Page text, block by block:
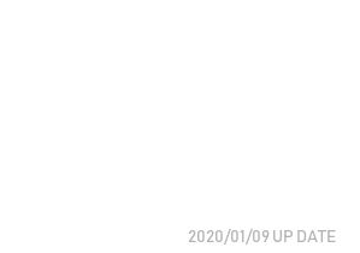
2020/01/09 UP DATE